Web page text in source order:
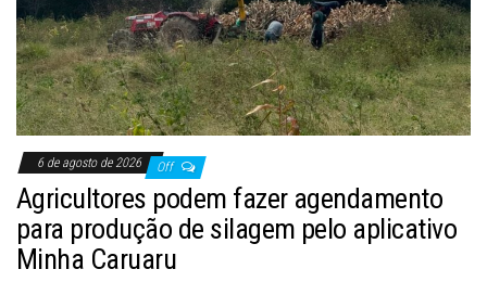
6 de agosto de 2026 Off
Agricultores podem fazer agendamento
para produção de silagem pelo aplicativo
Minha Caruaru